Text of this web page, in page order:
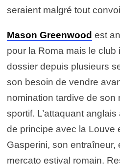
seraient malgré tout
Mason Greenwood est
pour la Roma mais le club
dossier depuis plusieurs
son besoin de vendre
nomination tardive de son
sportif. L’attaquant
de principe avec la Louve
Gasperini, son entraîneur,
mercato estival romain.